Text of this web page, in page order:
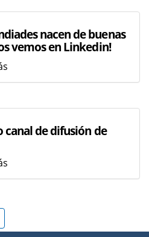
nacen de buenas
vemos en Linkedin!
canal de difusión de